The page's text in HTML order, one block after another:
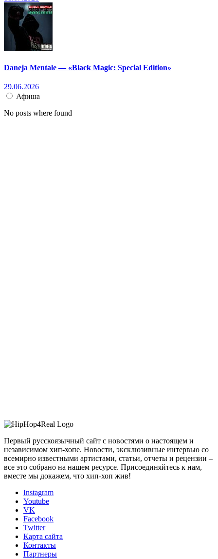
Daneja Mentale — «Black Magic: Special Edition»
29.06.2026
Афиша
No posts where found
Первый русскоязычный сайт с новостями о настоящем и
независимом хип-хопе. Новости, эксклюзивные интервью со
всемирно известными артистами, статьи, отчеты и рецензии –
все это собрано на нашем ресурсе. Присоединяйтесь к нам,
вместе мы докажем, что хип-хоп жив!
Instagram
Youtube
VK
Facebook
Twitter
Карта сайта
Контакты
Партнеры